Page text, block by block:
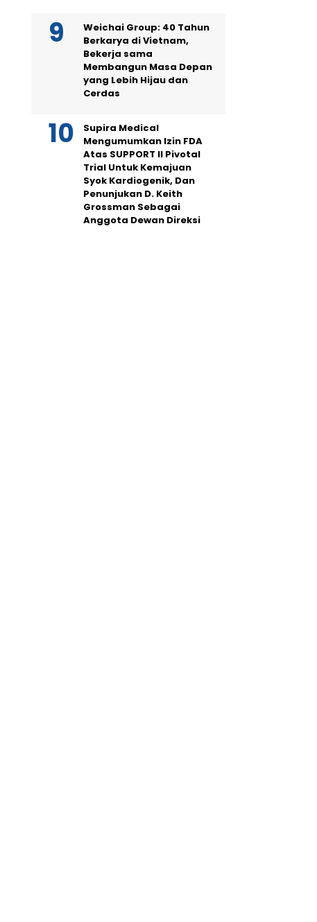
Weichai Group: 40 Tahun
Berkarya di Vietnam,
Bekerja sama
Membangun Masa Depan
yang Lebih Hijau dan
Cerdas
Supira Medical
Mengumumkan Izin FDA
Atas SUPPORT II Pivotal
Trial Untuk Kemajuan
Syok Kardiogenik, Dan
Penunjukan D. Keith
Grossman Sebagai
Anggota Dewan Direksi